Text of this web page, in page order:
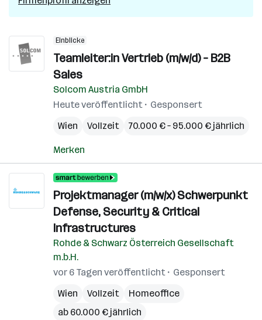
Einblicke
Teamleiter:in Vertrieb (m/w/d) – B2B
Sales
Solcom Austria GmbH
Heute veröffentlicht
Gesponsert
Wien
Vollzeit 70.000 € – 95.000 € jährlich
Merken
Projektmanager (m/w/x) Schwerpunkt
Defense, Security & Critical
Infrastructures
Rohde & Schwarz Österreich Gesellschaft
m.b.H.
vor 6 Tagen veröffentlicht
Gesponsert
Wien
Vollzeit
Homeoffice
ab 60.000 € jährlich